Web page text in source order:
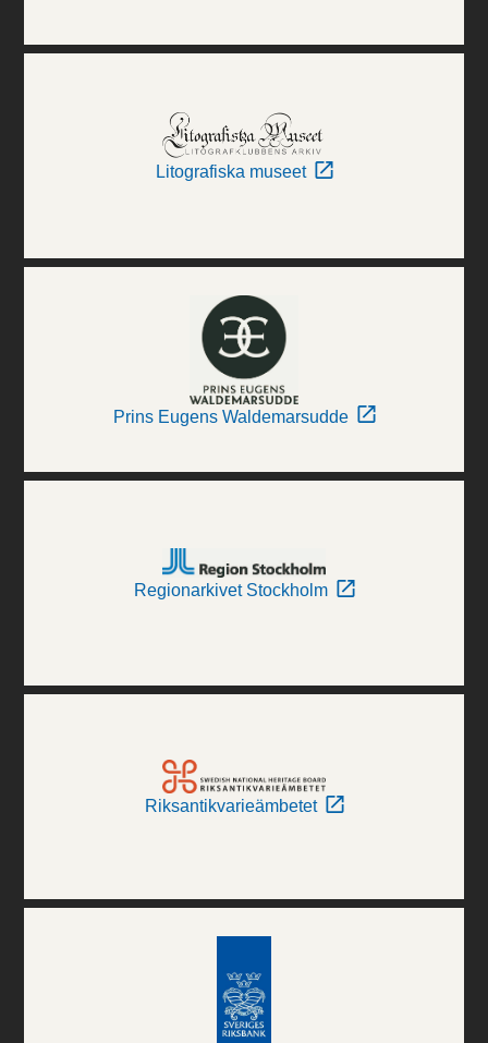
Litografiska museet
Prins Eugens Waldemarsudde
Regionarkivet Stockholm
Riksantikvarieämbetet